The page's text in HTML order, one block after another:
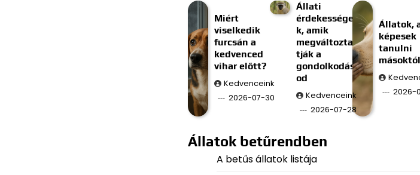
Miért
viselkedik
furcsán a
kedvenced
vihar előtt?
Kedvenceink
2026-07-30
Állati
érdekessége
k, amik
megváltozta
tják a
gondolkodás
od
Kedvenceink
2026-07-28
Állatok,
képesek
tanulni
másoktól
2026-
Állatok betűrendben
A betűs állatok listája